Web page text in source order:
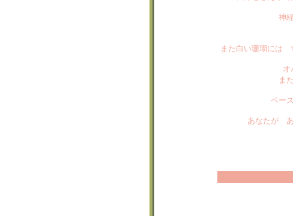
神
また白い珊瑚には
オ
ま
ベー
あなたが あ